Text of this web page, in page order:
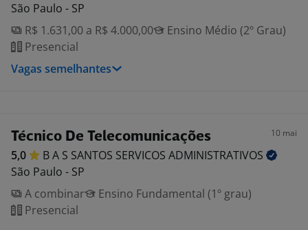
São Paulo - SP
R$ 1.631,00 a R$ 4.000,00
Ensino Médio (2º Grau)
Presencial
Vagas semelhantes
Técnico De Telecomunicações 10 mai
5,0 B A S SANTOS SERVICOS ADMINISTRATIVOS
São Paulo - SP
A combinar
Ensino Fundamental (1º grau)
Presencial